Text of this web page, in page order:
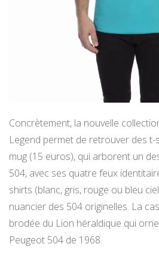
Concrètement, la nouvelle
Legend permet de retrouver des
mug (15 euros), qui arborent un
504, avec ses quatre feux
shirts (blanc, gris, rouge ou bleu
nuancier des 504 originelles. La
brodée du Lion héraldique qui
Peugeot 504 de 1968.